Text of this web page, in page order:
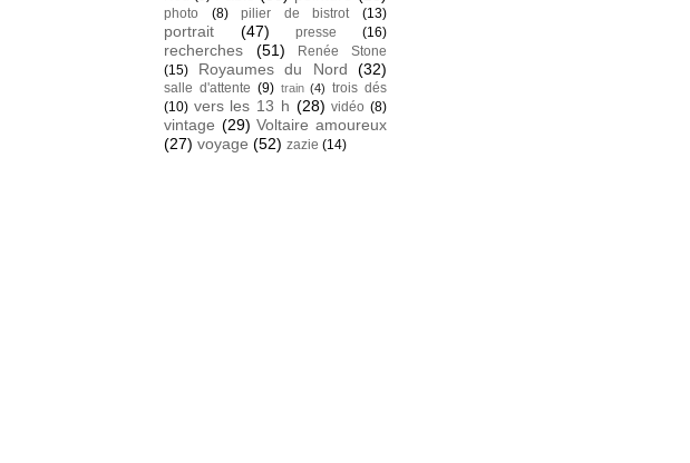
photo (8) pilier de bistrot (13)
portrait (47) presse (16)
recherches (51)
Renée Stone
(15)
Royaumes du Nord (32)
salle d'attente (9) train (4)
trois dés
(10) vers les 13 h (28) vidéo (8)
vintage (29) Voltaire amoureux
(27) voyage (52) zazie (14)